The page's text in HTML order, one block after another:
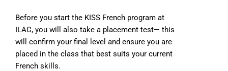
Before you start the KISS French program at
ILAC, you will also take a placement test— this
will confirm your final level and ensure you are
placed in the class that best suits your current
French skills.